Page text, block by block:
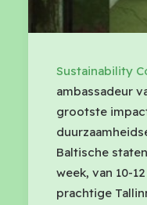
Sustainability
ambassadeur
grootste
Baltische
week, van 10-
prachtige